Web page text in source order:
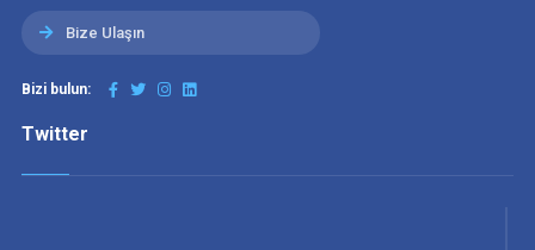
Bize Ulaşın
Bizi bulun:
Twitter